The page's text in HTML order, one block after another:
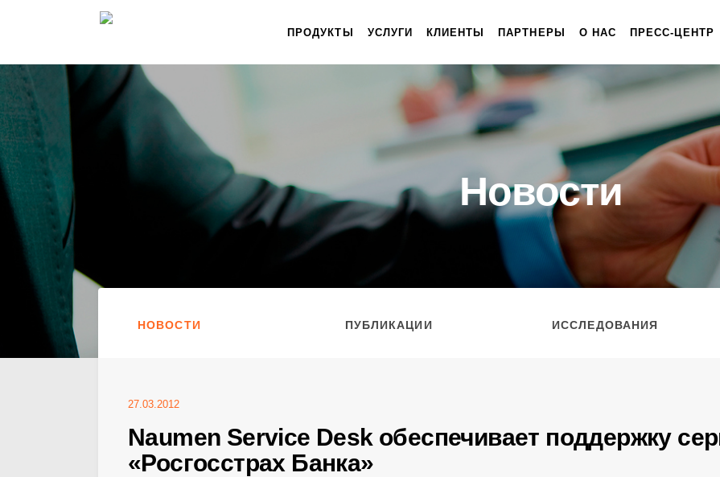
ПРОДУКТЫ УСЛУГИ КЛИЕНТЫ ПАРТНЕРЫ О НАС ПРЕСС-ЦЕНТР
Новости
НОВОСТИ ПУБЛИКАЦИИ ИССЛЕДОВАНИЯ
27.03.2012
Naumen Service Desk обеспечивает поддержку
«Росгосстрах Банка»